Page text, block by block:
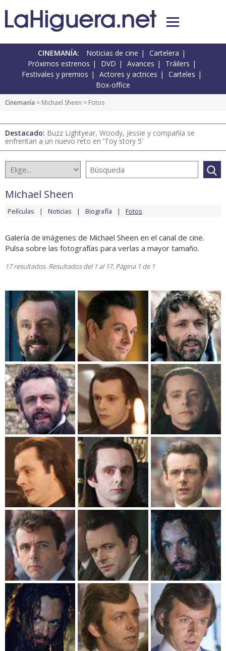
CINEMANÍA: Noticias de cine
Cartelera
Próximos estrenos
DVD Avances
Tráilers
Festivales y premios
Actores y actrices
Carteles
Box-office
Cinemanía > Michael Sheen > Fotos
Destacado: Buzz Lightyear, Woody, Jessie y compañía se
enfrentan a un nuevo reto en 'Toy story 5'
Michael Sheen
Películas Noticias Biografía Fotos
Galería de imágenes de Michael Sheen en el canal de cine.
Pulsa sobre las fotografías para verlas a mayor tamaño.
17 resultados. Resultados del 1 al 17. Página 1 de 1